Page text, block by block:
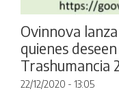
Ovinnova
quienes
Trashumancia
22/12/2020 - 13:05